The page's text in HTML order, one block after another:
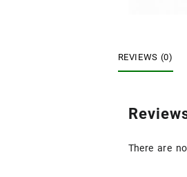
REVIEWS (0)
There are